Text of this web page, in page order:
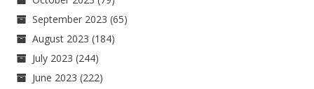
September 2023 (65)
August 2023 (184)
July 2023 (244)
June 2023 (222)